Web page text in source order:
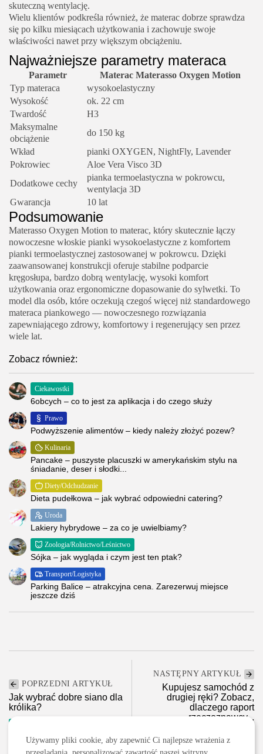
skuteczną wentylację.
Wielu klientów podkreśla również, że materac dobrze sprawdza
się po kilku miesiącach użytkowania i zachowuje swoje
właściwości nawet przy większym obciążeniu.
Najważniejsze parametry materaca
Parametr
Materac Materasso Oxygen Motion
Typ materaca
wysokoelastyczny
Wysokość
ok. 22 cm
Twardość
H3
Maksymalne
obciążenie
do 150 kg
Wkład
pianki OXYGEN, NightFly, Lavender
Pokrowiec
Aloe Vera Visco 3D
Dodatkowe cechy
pianka termoelastyczna w pokrowcu,
wentylacja 3D
Gwarancja
10 lat
Podsumowanie
Materasso Oxygen Motion to materac, który skutecznie łączy
nowoczesne włoskie pianki wysokoelastyczne z komfortem
pianki termoelastycznej zastosowanej w pokrowcu. Dzięki
zaawansowanej konstrukcji oferuje stabilne podparcie
kręgosłupa, bardzo dobrą wentylację, wysoki komfort
użytkowania oraz ergonomiczne dopasowanie do sylwetki. To
model dla osób, które oczekują czegoś więcej niż standardowego
materaca piankowego — nowoczesnego rozwiązania
zapewniającego zdrowy, komfortowy i regenerujący sen przez
wiele lat.
Zobacz również:
Ciekawostki
6obcych – co to jest za aplikacja i do czego służy
Prawo
Podwyższenie alimentów – kiedy należy złożyć pozew?
Kulinaria
Pancake – puszyste placuszki w amerykańskim stylu na
śniadanie, deser i słodki...
Diety/Odchudzanie
Dieta pudełkowa – jak wybrać odpowiedni catering?
Uroda
Lakiery hybrydowe – za co je uwielbiamy?
Zoologia/Rolnictwo/Leśnictwo
Sójka – jak wygląda i czym jest ten ptak?
Transport/Logistyka
Parking Balice – atrakcyjna cena. Zarezerwuj miejsce
jeszcze dziś
POPRZEDNI ARTYKUŁ
Jak wybrać dobre siano dla
królika?
NASTĘPNY ARTYKUŁ
Kupujesz samochód z
drugiej ręki? Zobacz,
dlaczego raport
rzeczoznawcy...
Motoryzacja
Używamy pliki cookie, aby zapewnić Ci najlepsze wrażenia z